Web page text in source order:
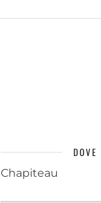
DOVE
Chapiteau